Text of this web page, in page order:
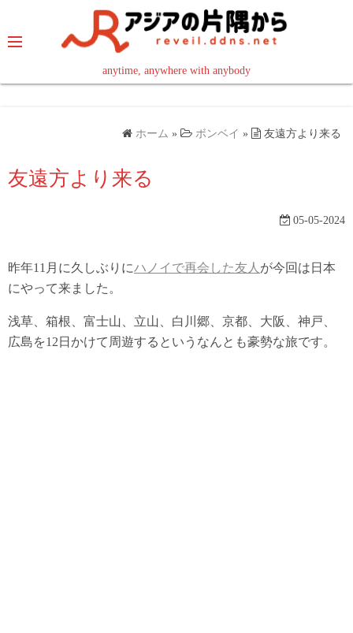
テ
ッ
anytime, anywhere with anybody
read in your language
ホーム » ボンベイ » 友遠方より来る
友遠方より来る
05-05-2024
昨年11月に久しぶりにハノイで再会した友人 が今回は日本
にやって来ました。
浅草、箱根、富士山、立山、白川郷、京都、大阪、神戸、
広島を12日かけて周遊するというなんとも豪勢な旅です。